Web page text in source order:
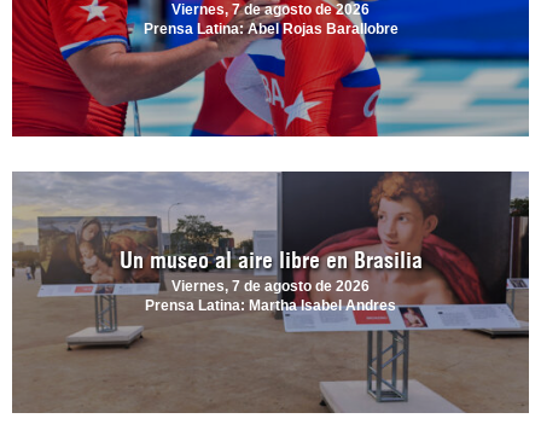
Viernes, 7 de agosto de 2026
Prensa Latina: Abel Rojas Barallobre
Un museo al aire libre en Brasilia
Viernes, 7 de agosto de 2026
Prensa Latina: Martha Isabel Andres